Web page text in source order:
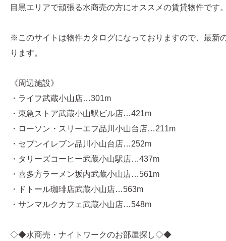
目黒エリアで頑張る水商売の方にオススメの賃貸物件です
※このサイトは物件カタログになっておりますので、最新
ります。
《周辺施設》
・ライフ武蔵小山店…301m
・東急ストア武蔵小山駅ビル店…421m
・ローソン・スリーエフ品川小山台店…211m
・セブンイレブン品川小山台店…252m
・タリーズコーヒー武蔵小山駅店…437m
・喜多方ラーメン坂内武蔵小山店…561m
・ドトール珈琲店武蔵小山店…563m
・サンマルクカフェ武蔵小山店…548m
◇◆水商売・ナイトワークのお部屋探し◇◆